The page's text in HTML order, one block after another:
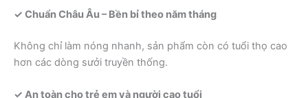
✓ Chuẩn Châu Âu – Bền bỉ theo năm tháng
Không chỉ làm nóng nhanh, sản phẩm còn có tuổi thọ cao
hơn các dòng sưởi truyền thống.
✓ An toàn cho trẻ em và người cao tuổi